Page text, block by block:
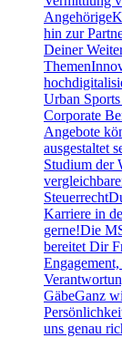
hin zur
Deiner
Urban
Corporate
Angebote
ausgestaltet
Studium der
Karriere in
gerne!Die
bereitet Dir
GäbeGanz
uns genau